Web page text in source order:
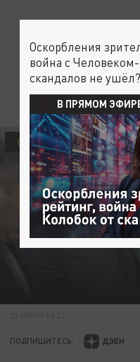
ОБЩЕСТВО
ПОДПИШИТЕСЬ:
Оскорбления
война с
скандалов не ушёл?
В ПРЯМОМ